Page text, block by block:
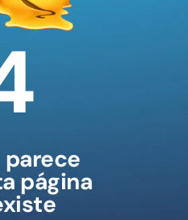
parece
página